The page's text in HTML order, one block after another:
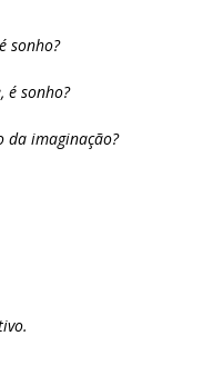
sonho?
é sonho?
da imaginação?